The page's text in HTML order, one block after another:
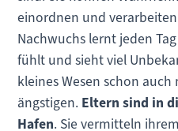
einordnen und
Nachwuchs lernt jeden
fühlt und sieht viel
kleines Wesen schon
ängstigen. Eltern sind in
Hafen. Sie vermitteln